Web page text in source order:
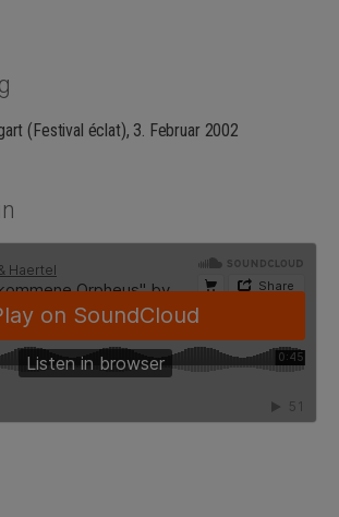
(Festival éclat), 3. Februar 2002